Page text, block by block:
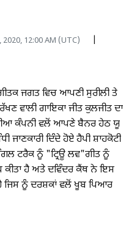
2020, 12:00 AM (UTC)
ਜਗਤ ਵਿਚ ਆਪਣੀ ਸੁਰੀਲੀ ਤੇ
ਵਾਲੀ ਗਾਇਕਾ ਜੀਤ ਕੁਲਜੀਤ ਦਾ
ਕੰਪਨੀ ਵਲੋਂ ਆਪਣੇ ਬੈਨਰ ਹੇਠ ਯੂ
ਜਾਣਕਾਰੀ ਦਿੰਦੇ ਹੋਏ ਹੈਪੀ ਸ਼ਾਹਕੋਟੀ
ਟਰੈਕ ਨੂੰ "ਟ੍ਰਿਊ ਲਵ"ਗੀਤ ਨੂੰ
ਕੀਤਾ ਹੈ ਅਤੇ ਦਵਿੰਦਰ ਕੈਂਥ ਨੇ ਇਸ
ਨੂੰ ਦਰਸ਼ਕਾਂ ਵਲੋਂ ਖੂਬ ਪਿਆਰ